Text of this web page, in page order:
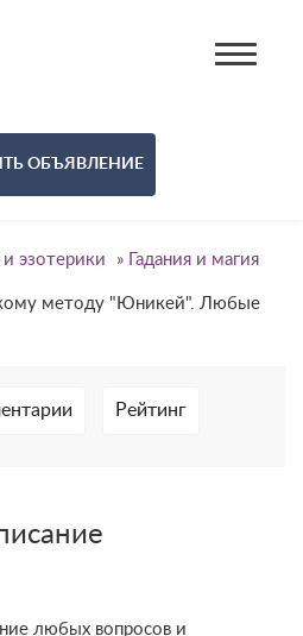
ОБЪЯВЛЕНИЕ
эзотерики »
Гадания и магия
методу "Юникей". Любые
Рейтинг
любых вопросов и